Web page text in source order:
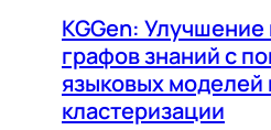
KGGen:
графов знаний с
языковых моделей
кластеризации